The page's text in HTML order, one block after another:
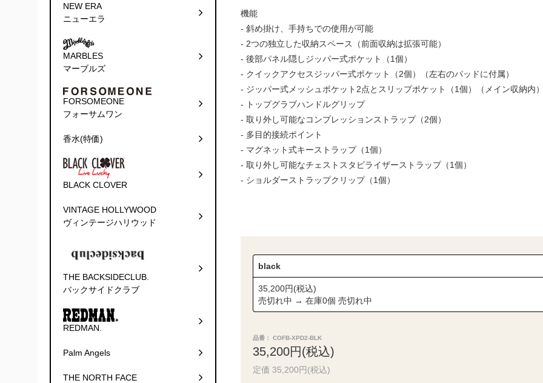
機能
- 斜め掛け、手持ちでの使用が可能
- 2つの独立した収納スペース（前面収納は拡張可能）
- 後部パネル隠しジッパー式ポケット（1個）
- クイックアクセスジッパー式ポケット（2個）（左右のパッドに付属）
- ジッパー式メッシュポケット2点とスリップポケット（1個）（メイン収納内
- トップグラブハンドルグリップ
- 取り外し可能なコンプレッションストラップ（2個）
- 多目的接続ポイント
- マグネット式キーストラップ（1個）
- 取り外し可能なチェストスタビライザーストラップ（1個）
- ショルダーストラップクリップ（1個）
black
35,200円(税込)
売切れ中 → 在庫0個 売切れ中
品番： COFB-XPD2-BLK
35,200円(税込)
定価 35,200円(税込)
NEW ERA
ニューエラ
MARBLES
マーブルズ
FORSOMEONE
フォーサムワン
香水(特価)
BLACK CLOVER
VINTAGE HOLLYWOOD
ヴィンテージハリウッド
THE BACKSIDECLUB.
バックサイドクラブ
REDMAN.
Palm Angels
THE NORTH FACE